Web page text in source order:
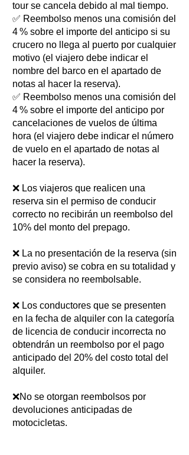
tour se cancela debido al mal tiempo.
✅ Reembolso menos una comisión del
4 % sobre el importe del anticipo si su
crucero no llega al puerto por cualquier
motivo (el viajero debe indicar el
nombre del barco en el apartado de
notas al hacer la reserva).
✅ Reembolso menos una comisión del
4 % sobre el importe del anticipo por
cancelaciones de vuelos de última
hora (el viajero debe indicar el número
de vuelo en el apartado de notas al
hacer la reserva).
❌ Los viajeros que realicen una
reserva sin el permiso de conducir
correcto no recibirán un reembolso del
10% del monto del prepago.
❌ La no presentación de la reserva (sin
previo aviso) se cobra en su totalidad y
se considera no reembolsable.
❌ Los conductores que se presenten
en la fecha de alquiler con la categoría
de licencia de conducir incorrecta no
obtendrán un reembolso por el pago
anticipado del 20% del costo total del
alquiler.
❌No se otorgan reembolsos por
devoluciones anticipadas de
motocicletas.